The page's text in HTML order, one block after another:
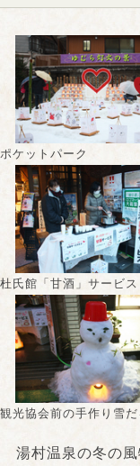
ポケットパーク
杜氏館「甘酒」サービス
観光協会前の手作り雪だ
湯村温泉の冬の